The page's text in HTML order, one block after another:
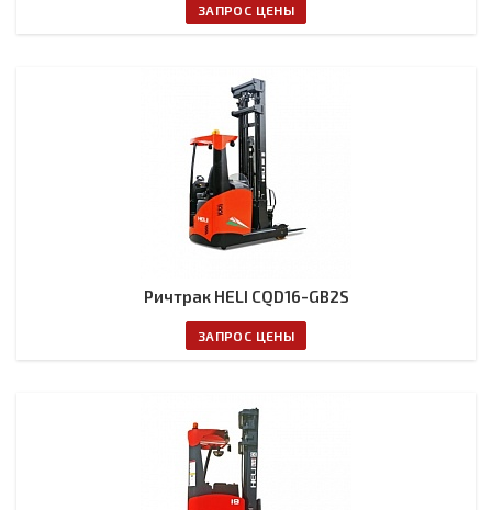
ЗАПРОС ЦЕНЫ
Ричтрак HELI CQD16-GB2S
ЗАПРОС ЦЕНЫ